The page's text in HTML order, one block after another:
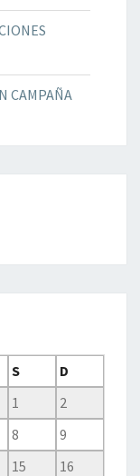
CAMPAÑA
S
D
1
2
8
9
15
16